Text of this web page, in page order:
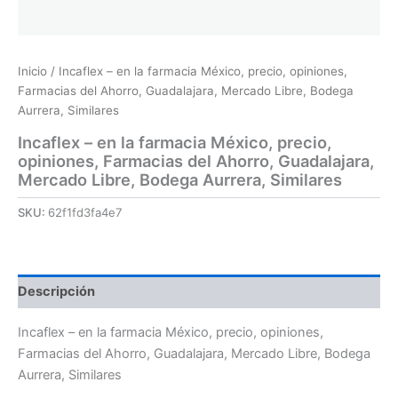
Inicio / Incaflex – en la farmacia México, precio, opiniones,
Farmacias del Ahorro, Guadalajara, Mercado Libre, Bodega
Aurrera, Similares
Incaflex – en la farmacia México, precio,
opiniones, Farmacias del Ahorro, Guadalajara,
Mercado Libre, Bodega Aurrera, Similares
SKU: 62f1fd3fa4e7
Descripción
Incaflex – en la farmacia México, precio, opiniones,
Farmacias del Ahorro, Guadalajara, Mercado Libre, Bodega
Aurrera, Similares